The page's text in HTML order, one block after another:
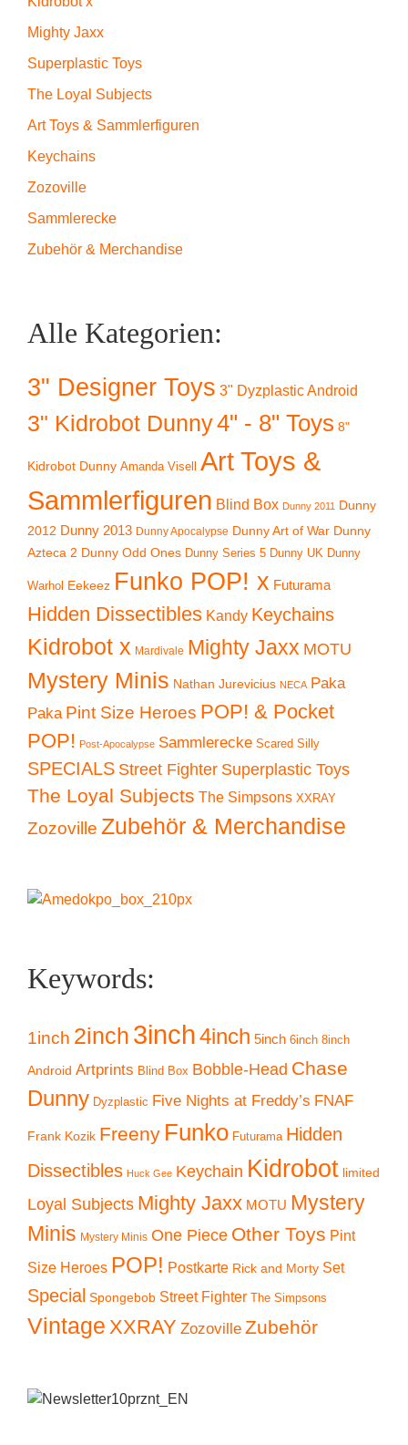
Mighty Jaxx
Superplastic Toys
The Loyal Subjects
Art Toys & Sammlerfiguren
Keychains
Zozoville
Sammlerecke
Zubehör & Merchandise
Alle Kategorien:
3" Designer Toys 3" Dyzplastic Android
3" Kidrobot Dunny4" - 8" Toys 8"
Kidrobot Dunny Amanda Visell
Art Toys &
Sammlerfiguren Blind Box Dunny 2011 Dunny
2012 Dunny 2013 Dunny Apocalypse Dunny Art of War Dunny
Azteca 2 Dunny Odd Ones Dunny Series 5 Dunny UK Dunny
Warhol Eekeez Funko POP! x Futurama
Hidden Dissectibles Kandy Keychains
Kidrobot x Mardivale Mighty Jaxx MOTU
Mystery Minis Nathan Jurevicius NECA Paka
Paka Pint Size Heroes POP! & Pocket
POP! Post-Apocalypse Sammlerecke Scared Silly
SPECIALS Street Fighter Superplastic Toys
The Loyal Subjects The Simpsons XXRAY
Zozoville Zubehör & Merchandise
Keywords:
1inch 2inch 3inch4inch 5inch 6inch 8inch
Android Artprints Blind Box Bobble-Head Chase
Dunny Dyzplastic Five Nights at Freddy’s FNAF
Frank Kozik Freeny Funko Futurama Hidden
Dissectibles Huck Gee Keychain Kidrobot limited
Loyal Subjects Mighty Jaxx MOTU Mystery
Minis Mystery Minis One Piece Other Toys Pint
Size Heroes POP! Postkarte Rick and Morty Set
Special Spongebob Street Fighter The Simpsons
Vintage XXRAY Zozoville Zubehör